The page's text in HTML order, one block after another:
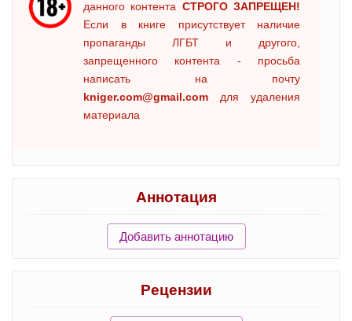
данного контента СТРОГО ЗАПРЕЩЕН!
Если в книге присутствует наличие
пропаганды ЛГБТ и другого,
запрещенного контента - просьба
написать на почту
kniger.com@gmail.com для удаления
материала
Аннотация
Добавить аннотацию
Рецензии